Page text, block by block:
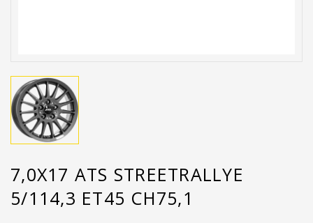
7,0X17 ATS STREETRALLYE
5/114,3 ET45 CH75,1